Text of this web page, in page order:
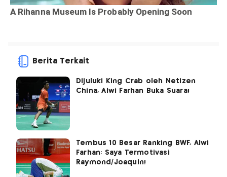
Berita Terkait
Dijuluki King Crab oleh Netizen
China, Alwi Farhan Buka Suara!
Tembus 10 Besar Ranking BWF, Alwi
Farhan: Saya Termotivasi
Raymond/Joaquin!